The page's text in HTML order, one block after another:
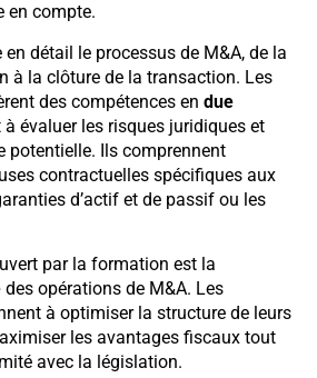
en compte.
détail le processus de M&A, de la
à la clôture de la transaction. Les
des compétences en due
à évaluer les risques juridiques et
potentielle. Ils comprennent
contractuelles spécifiques aux
d’actif et de passif ou les
par la formation est la
des opérations de M&A. Les
à optimiser la structure de leurs
les avantages fiscaux tout
avec la législation.